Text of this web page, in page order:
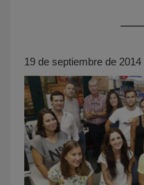
19 de septiembre de 2014